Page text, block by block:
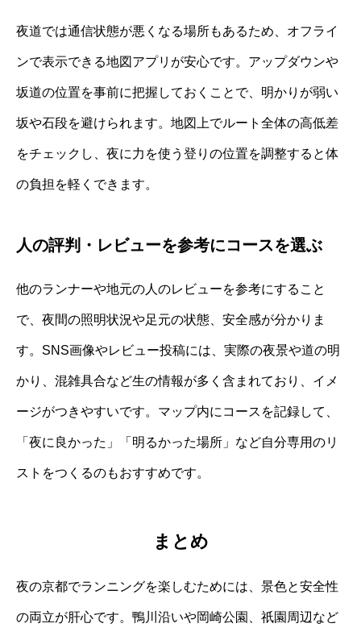
夜道では通信状態が悪くなる場所もあるため、オフライ
ンで表示できる地図アプリが安心です。アップダウンや
坂道の位置を事前に把握しておくことで、明かりが弱い
坂や石段を避けられます。地図上でルート全体の高低差
をチェックし、夜に力を使う登りの位置を調整すると体
の負担を軽くできます。
人の評判・レビューを参考にコースを選ぶ
他のランナーや地元の人のレビューを参考にすること
で、夜間の照明状況や足元の状態、安全感が分かりま
す。SNS画像やレビュー投稿には、実際の夜景や道の明
かり、混雑具合など生の情報が多く含まれており、イメ
ージがつきやすいです。マップ内にコースを記録して、
「夜に良かった」「明るかった場所」など自分専用のリ
ストをつくるのもおすすめです。
まとめ
夜の京都でランニングを楽しむためには、景色と安全性
の両立が肝心です。鴨川沿いや岡崎公園、祇園周辺など